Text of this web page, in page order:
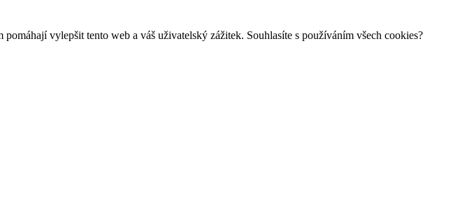
vylepšit tento web a váš uživatelský zážitek. Souhlasíte s používáním všech cookies?